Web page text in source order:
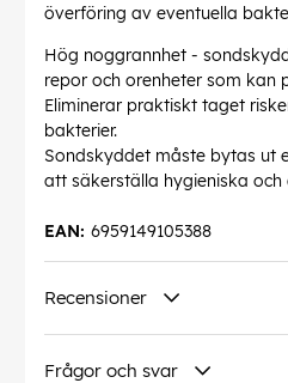
överföring av eventuella
Hög noggrannhet -
repor och orenheter som kan
Eliminerar praktiskt taget
bakterier.
Sondskyddet måste bytas ut
att säkerställa hygieniska
6959149105388
EAN:
Recensioner
Frågor och svar